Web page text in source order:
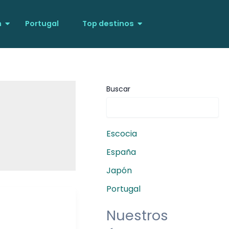
Portugal Top destinos
Buscar
Escocia
España
Japón
Portugal
Nuestros